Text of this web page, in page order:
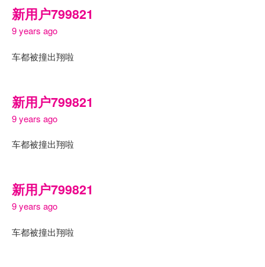
新用户799821
9 years ago
车都被撞出翔啦
新用户799821
9 years ago
车都被撞出翔啦
新用户799821
9 years ago
车都被撞出翔啦